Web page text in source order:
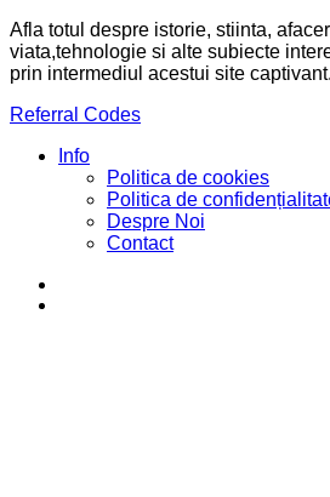
Afla totul despre istorie, stiinta,
viata,tehnologie si alte subiecte
prin intermediul acestui site captivant.
Referral Codes
Info
Politica de cookies
Politica de
Despre Noi
Contact